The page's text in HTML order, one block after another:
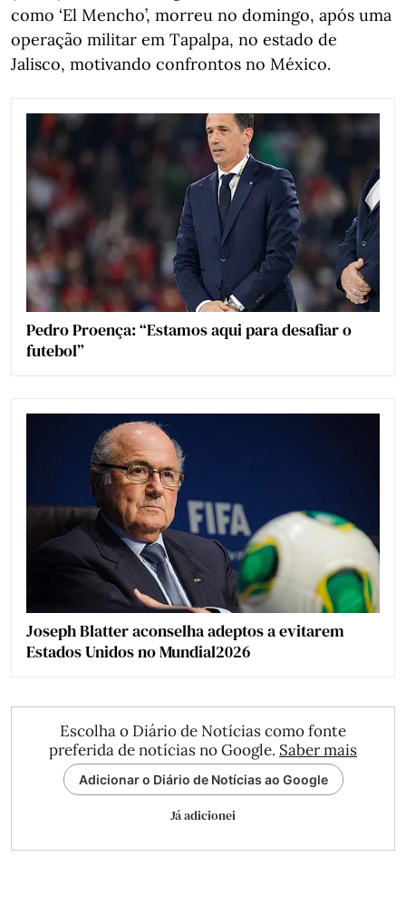
como ‘El Mencho’, morreu no domingo, após uma
operação militar em Tapalpa, no estado de
Jalisco, motivando confrontos no México.
Pedro Proença: “Estamos aqui para desafiar o
futebol”
Joseph Blatter aconselha adeptos a evitarem
Estados Unidos no Mundial2026
Escolha o Diário de Notícias como fonte
preferida de notícias no Google. Saber mais
Adicionar o Diário de Notícias ao Google
Já adicionei